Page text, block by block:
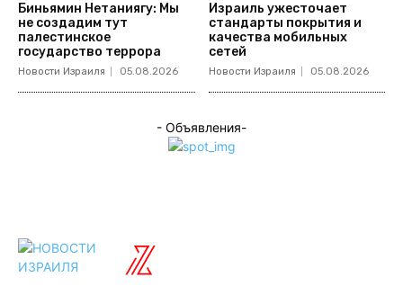
Биньямин Нетаниягу: Мы
не создадим тут
палестинское
государство террора
Новости Израиля 05.08.2026
Израиль ужесточает
стандарты покрытия и
качества мобильных
сетей
Новости Израиля 05.08.2026
- Объявления-